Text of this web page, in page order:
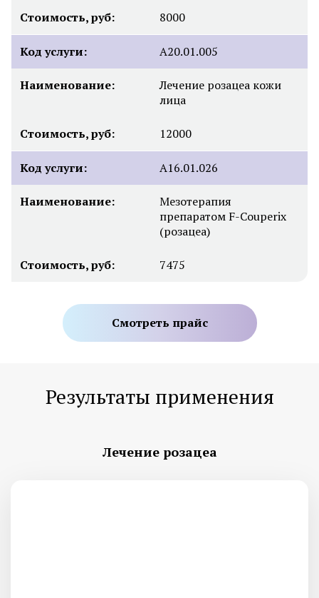
Стоимость, руб: 8000
Код услуги: A20.01.005
Наименование:
Лечение розацеа кожи
лица
Стоимость, руб: 12000
Код услуги: A16.01.026
Наименование:
Мезотерапия
препаратом F-Couperix
(розацеа)
Стоимость, руб: 7475
Смотреть прайс
Результаты применения
Лечение розацеа